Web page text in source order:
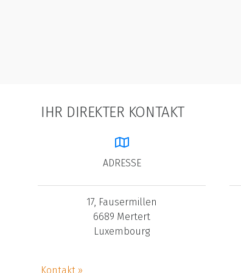
IHR DIREKTER KONTAKT
ADRESSE
17, Fausermillen
6689 Mertert
Luxembourg
Kontakt